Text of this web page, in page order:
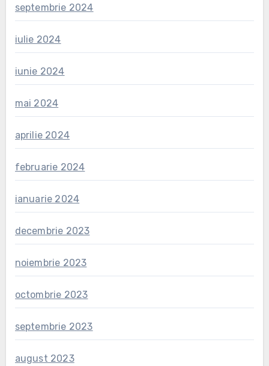
septembrie 2024
iulie 2024
iunie 2024
mai 2024
aprilie 2024
februarie 2024
ianuarie 2024
decembrie 2023
noiembrie 2023
octombrie 2023
septembrie 2023
august 2023